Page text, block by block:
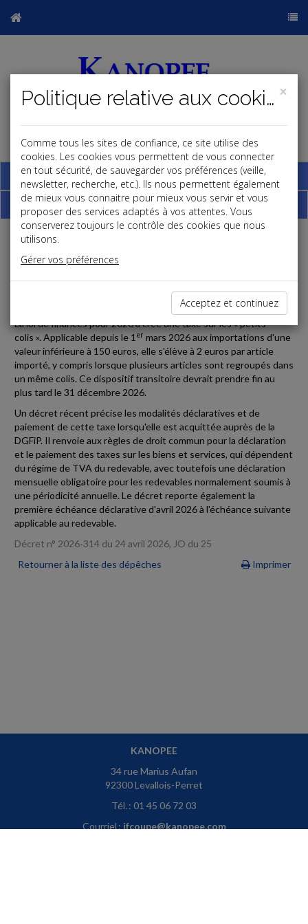
Base documentaire
Dépêches
Fiscal TPE
La loi de finances pour 2026 a créé une taxe sur les « petits
colis ». Applicable depuis le 1 er mars 2026 aux importations d'une
valeur inférieure à 150 euros, elle s'élève à 2 euros par article
importé, y compris lorsque plusieurs articles sont regroupés dans
un même colis. Ce dispositif transitoire devrait prendre fin au
plus tard le 31 décembre 2026.
Un décret récent précise les modalités déclaratives et de
paiement de cette taxe lorsqu'elle est acquittée auprès de la
DGFiP. Il renvoie aux règles de droit commun pour la déclaration
et le paiement des taxes sur les biens et services, qui dépendent
du régime de TVA du redevable, avec toutefois une déclaration
mensuelle obligatoire pour les redevables normalement soumis à
une périodicité annuelle. Le décret reporte également la
première échéance déclarative d'avril 2026 à l'échéance suivante
applicable au redevable.
Décret n° 2026-314 du 24 avril 2026, JO du 25
Retourner à la liste des dépêches
Imprimer
KANOPEE
34 rue Marius Aufan
92300 Levallois-Perret
Tél. : 01 45 06 72 03
Courriel : jfcoupe@kanopee.com
×
Politique relative aux cookies
Comme tous les sites de confiance, ce site utilise des
cookies. Les cookies vous permettent de vous connecter
en tout sécurité, de sauvegarder vos préférences (veille,
newsletter, recherche, etc.). Ils nous permettent également
de mieux vous connaitre pour mieux vous servir et vous
proposer des services adaptés à vos attentes. Vous
conserverez toujours le contrôle des cookies que nous
utilisons.
Gérer vos préférences
Acceptez et continuez